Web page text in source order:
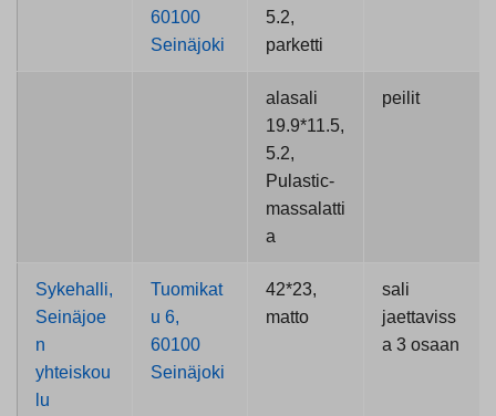
60100
Seinäjoki
5.2,
parketti
alasali
19.9*11.5,
5.2,
Pulastic-
massalatti
a
peilit
Sykehalli,
Seinäjoe
n
yhteiskou
lu
Tuomikat
u 6,
60100
Seinäjoki
42*23,
matto
sali
jaettaviss
a 3 osaan